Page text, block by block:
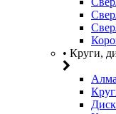
• Круги,